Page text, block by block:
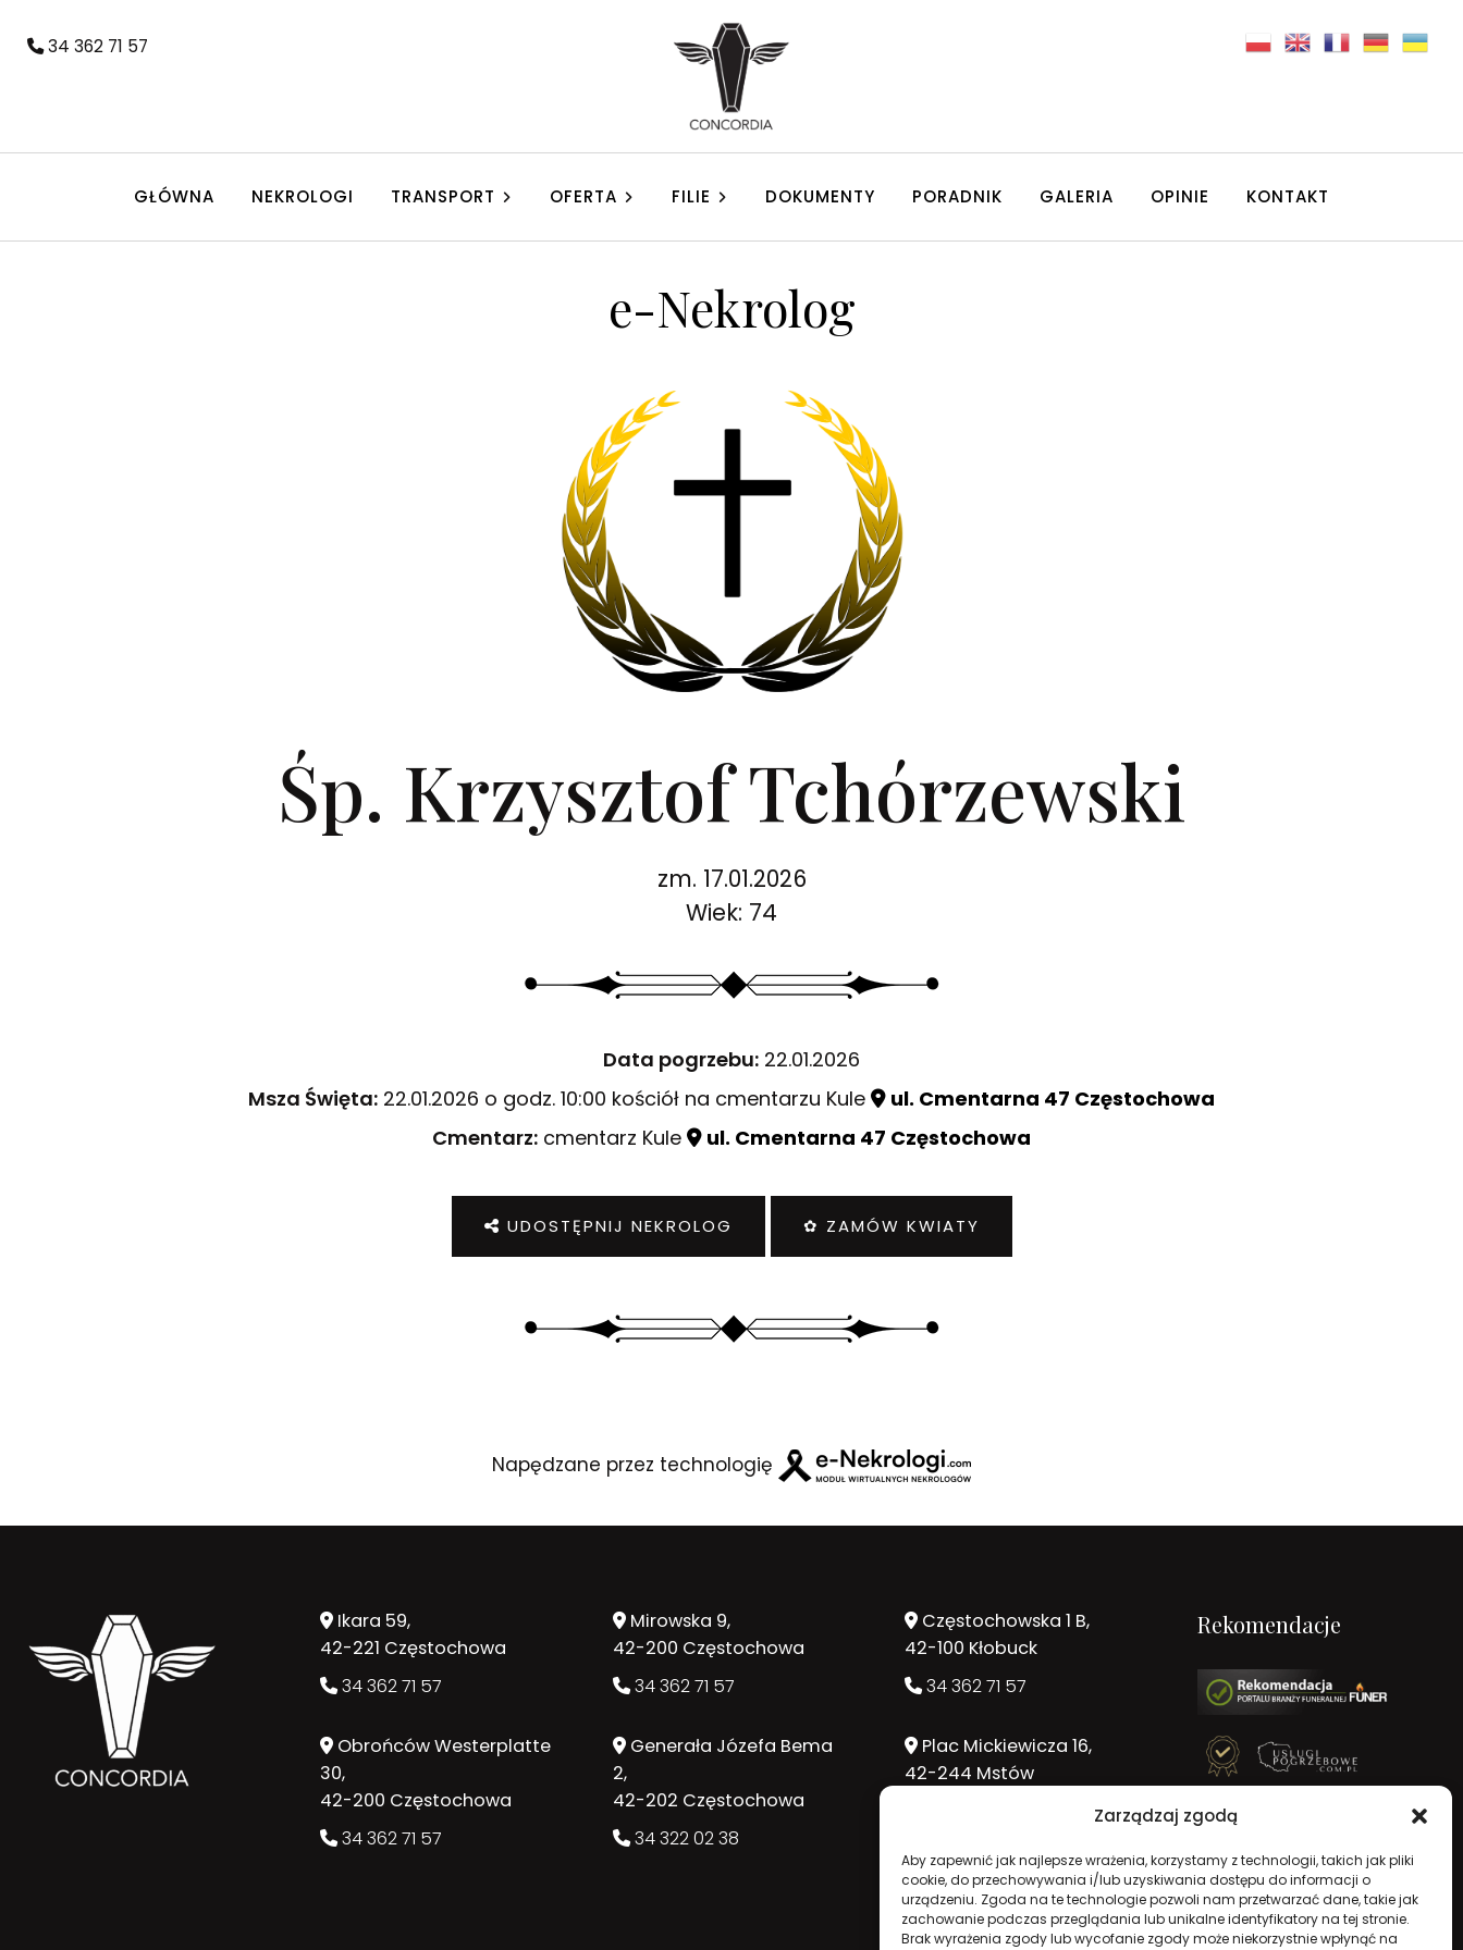
Zarządzaj zgodą
Aby zapewnić jak najlepsze wrażenia, korzystamy z technologii, takich jak pliki
cookie, do przechowywania i/lub uzyskiwania dostępu do informacji o
urządzeniu. Zgoda na te technologie pozwoli nam przetwarzać dane, takie jak
zachowanie podczas przeglądania lub unikalne identyfikatory na tej stronie.
Brak wyrażenia zgody lub wycofanie zgody może niekorzystnie wpłynąć na
34 362 71 57
GŁÓWNA NEKROLOGI TRANSPORT OFERTA FILIE DOKUMENTY PORADNIK GALERIA OPINIE KONTAKT
e-Nekrolog
Śp. Krzysztof Tchórzewski
zm. 17.01.2026
Wiek: 74
Data pogrzebu: 22.01.2026
Msza Święta: 22.01.2026 o godz. 10:00 kościół na cmentarzu Kule
ul. Cmentarna 47 Częstochowa
Cmentarz: cmentarz Kule ul. Cmentarna 47 Częstochowa
UDOSTĘPNIJ NEKROLOG ✿ ZAMÓW KWIATY
Napędzane przez technologię
Ikara 59,
42-221 Częstochowa
34 362 71 57
Obrońców Westerplatte
30,
42-200 Częstochowa
34 362 71 57
Mirowska 9,
42-200 Częstochowa
34 362 71 57
Generała Józefa Bema
2,
42-202 Częstochowa
34 322 02 38
Częstochowska 1 B,
42-100 Kłobuck
34 362 71 57
Plac Mickiewicza 16,
42-244 Mstów
Rekomendacje